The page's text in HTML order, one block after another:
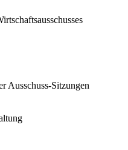
Ausschuss-Sitzungen